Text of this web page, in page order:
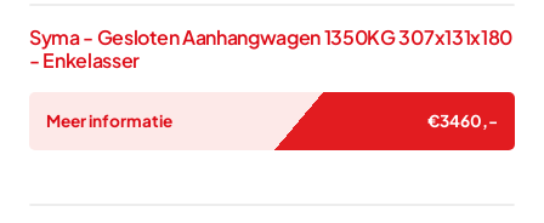
Syma - Gesloten Aanhangwagen 1350KG 307x131x180
- Enkelasser
Meer informatie €3460,-